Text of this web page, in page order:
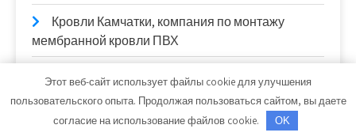
Кровли Камчатки, компания по монтажу
мембранной кровли ПВХ
Кровлин, торгово-монтажная компания
Кровля всем, торгово-производственная
компания
Этот веб-сайт использует файлы cookie для улучшения
пользовательского опыта. Продолжая пользоваться сайтом, вы даете
согласие на использование файлов cookie.
OK